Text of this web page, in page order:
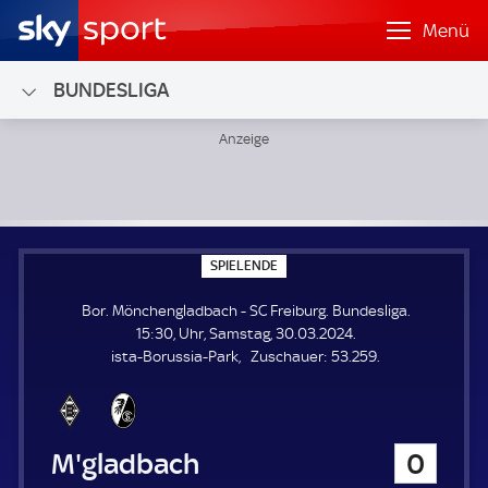
Menü
BUNDESLIGA
SPIELENDE
P
E
L
E
N
Bor. Mönchengladbach - SC Freiburg. Bundesliga.
15:30, Uhr, Samstag, 30.03.2024.
ista-Borussia-Park
Zuschauer: Z
53.259.
Bor. Mönchengladbach
0